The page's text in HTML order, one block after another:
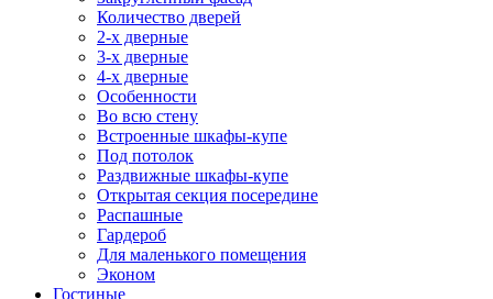
Количество дверей
2-х дверные
3-х дверные
4-х дверные
Особенности
Во всю стену
Встроенные шкафы-купе
Под потолок
Раздвижные шкафы-купе
Открытая секция посередине
Распашные
Гардероб
Для маленького помещения
Эконом
Гостиные